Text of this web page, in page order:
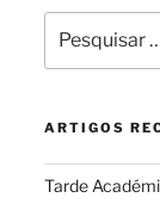
por:
ARTIGOS
Tarde